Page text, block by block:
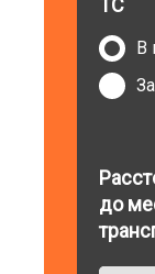
ТС
В
до